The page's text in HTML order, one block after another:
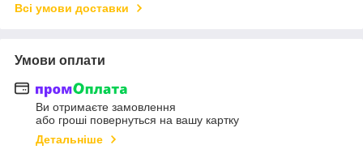
Всі умови доставки
Умови оплати
Ви отримаєте замовлення
або гроші повернуться на вашу картку
Детальніше